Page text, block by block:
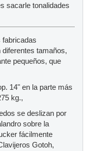
sacarle tonalidades
fabricadas
tamaños,
pequeños, que
14" en la parte más
kg.,
se deslizan por
sobre la
fácilmente
Gotoh,